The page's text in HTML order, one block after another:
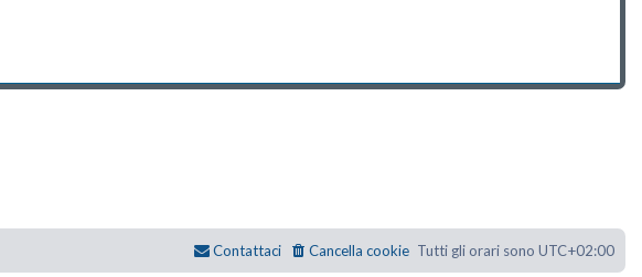
Tutti gli orari sono UTC+02:00
Cancella cookie
Contattaci